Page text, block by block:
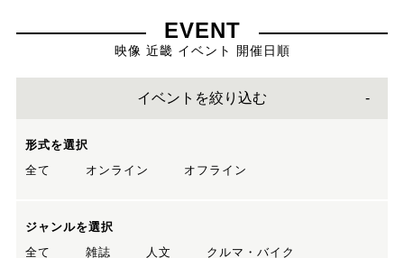
EVENT
映像 近畿 イベント 開催日順
イベントを絞り込む
形式を選択
全て
オンライン オフライン
ジャンルを選択
全て
雑誌 人文
クルマ・バイク